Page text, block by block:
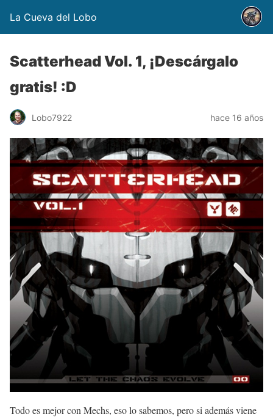
La Cueva del Lobo
Scatterhead Vol. 1, ¡Descárgalo
gratis! :D
Lobo7922 hace 16 años
Todo es mejor con Mechs, eso lo sabemos, pero si además viene